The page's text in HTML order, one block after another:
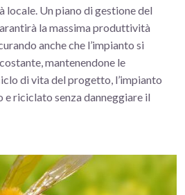
locale. Un piano di gestione del
la massima produttività
anche che l’impianto si
mantenendone le
di vita del progetto, l’impianto
e riciclato senza danneggiare il